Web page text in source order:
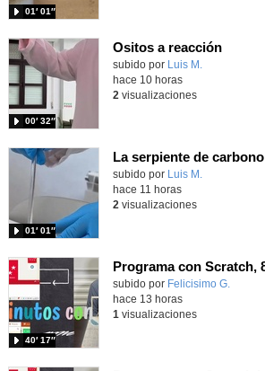
01′ 01″
Ositos a reacción
Contenido educativo.
subido por Luis M.
00′ 32″
hace 10 horas
2 visualizaciones
La serpiente de carbono
Contenido educativo.
subido por Luis M.
01′ 01″
hace 11 horas
2 visualizaciones
Contenido educativo.
subido por Felicisimo G.
40′ 17″
hace 13 horas
1 visualizaciones